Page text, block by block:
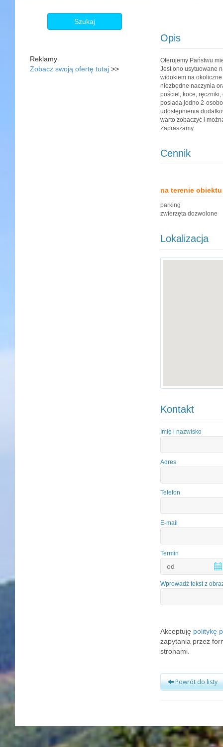
Szukaj
Reklamy
Zobacz swoją ofertę tutaj >>
Opis
Oferujemy Państwu
Jest ono usytuowane
widokiem na
niezbędne naczynia
pościel, koce,
posiada jedno 2-
udostępnienia
warto zobaczyć i
Zapraszamy
Cennik
na terenie obiektu
parking
zwierzęta dozwolone
Lokalizacja
Kontakt
Imię i nazwisko
Adres
Telefon
E-mail
Termin
Wprowadź tekst z
Akceptuję politykę
zapytania przez
stronami.
Powrót do listy